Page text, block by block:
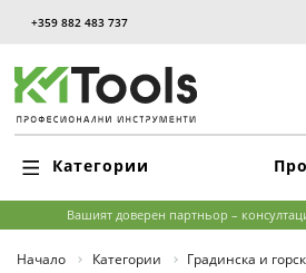
+359 882 483 737
Категории
Вашият доверен партньор –
Начало Категории Градинска и